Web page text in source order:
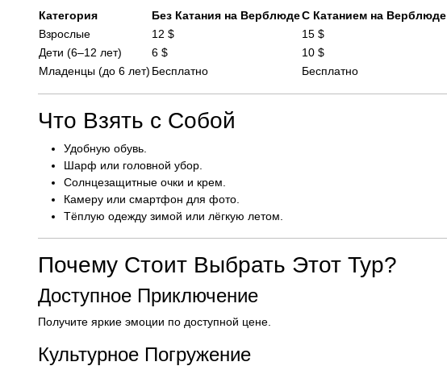
Категория Без Катания на ВерблюдеС Катанием на Верблюде
Взрослые
12 $
15 $
Дети (6–12 лет)
6 $
10 $
Младенцы (до 6 лет) Бесплатно Бесплатно
Что Взять с Собой
Удобную обувь.
Шарф или головной убор.
Солнцезащитные очки и крем.
Камеру или смартфон для фото.
Тёплую одежду зимой или лёгкую летом.
Почему Стоит Выбрать Этот Тур?
Доступное Приключение
Получите яркие эмоции по доступной цене.
Культурное Погружение